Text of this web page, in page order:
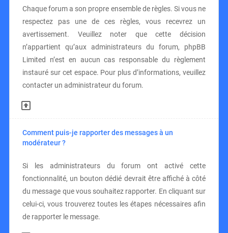
Chaque forum a son propre ensemble de règles. Si vous ne
respectez pas une de ces règles, vous recevrez un
avertissement. Veuillez noter que cette décision
n’appartient qu’aux administrateurs du forum, phpBB
Limited n’est en aucun cas responsable du règlement
instauré sur cet espace. Pour plus d’informations, veuillez
contacter un administrateur du forum.
Comment puis-je rapporter des messages à un
modérateur ?
Si les administrateurs du forum ont activé cette
fonctionnalité, un bouton dédié devrait être affiché à côté
du message que vous souhaitez rapporter. En cliquant sur
celui-ci, vous trouverez toutes les étapes nécessaires afin
de rapporter le message.